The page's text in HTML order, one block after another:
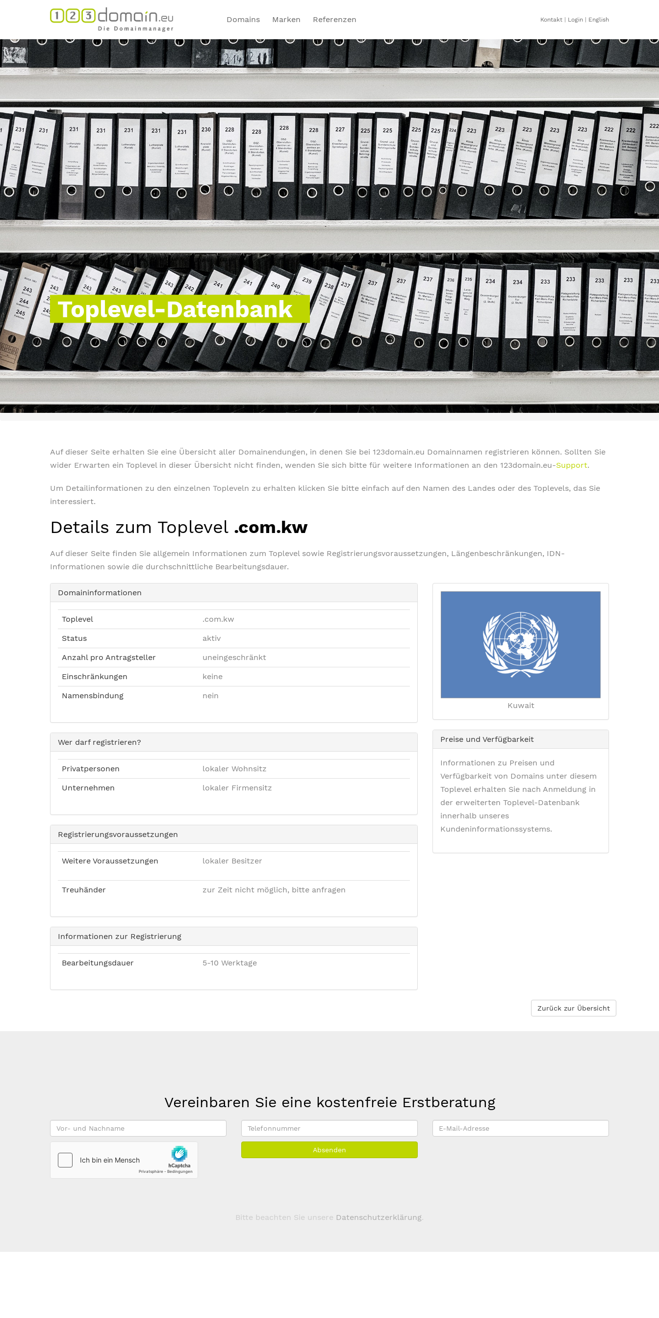
Domains Marken Referenzen Kontakt Login English
Toplevel-Datenbank
Auf dieser Seite erhalten Sie eine Übersicht aller Domainendungen, in denen Sie bei 123domain.eu Domainnamen registrieren können. Sollten Sie
wider Erwarten ein Toplevel in dieser Übersicht nicht finden, wenden Sie sich bitte für weitere Informationen an den 123domain.eu-Support.
Um Detailinformationen zu den einzelnen Topleveln zu erhalten klicken Sie bitte einfach auf den Namen des Landes oder des Toplevels, das Sie
interessiert.
Details zum Toplevel .com.kw
Auf dieser Seite finden Sie allgemein Informationen zum Toplevel sowie Registrierungsvoraussetzungen, Längenbeschränkungen, IDN-
Informationen sowie die durchschnittliche Bearbeitungsdauer.
Domaininformationen
Toplevel .com.kw
Status aktiv
Anzahl pro Antragsteller uneingeschränkt
Einschränkungen keine
Namensbindung nein
Wer darf registrieren?
Privatpersonen lokaler Wohnsitz
Unternehmen lokaler Firmensitz
Registrierungsvoraussetzungen
Weitere Voraussetzungen lokaler Besitzer
Treuhänder zur Zeit nicht möglich, bitte anfragen
Informationen zur Registrierung
Bearbeitungsdauer 5-10 Werktage
Kuwait
Preise und Verfügbarkeit
Informationen zu Preisen und
Verfügbarkeit von Domains unter diesem
Toplevel erhalten Sie nach Anmeldung in
der erweiterten Toplevel-Datenbank
innerhalb unseres
Kundeninformationssystems.
Zurück zur Übersicht
Vereinbaren Sie eine kostenfreie Erstberatung
Vor-
und
Nachname
Telefonnummer
E-
Mail-
Absenden
Bitte beachten Sie unsere Datenschutzerklärung.